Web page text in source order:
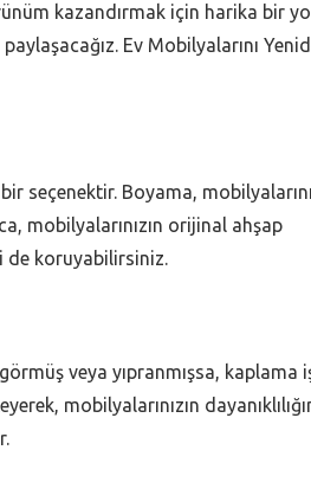
kazandırmak için harika bir
Ev Mobilyalarını
seçenektir. Boyama,
mobilyalarınızın orijinal ahşap
de koruyabilirsiniz.
veya yıpranmışsa, kaplama
mobilyalarınızın